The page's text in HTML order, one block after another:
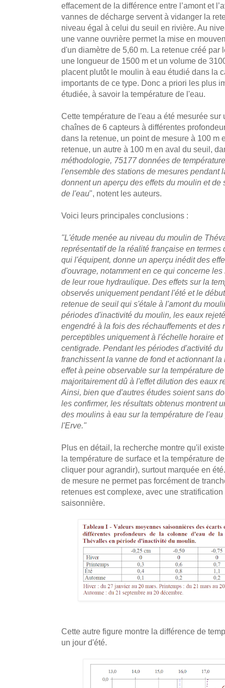
effacement de la différence entre l’amont et
vannes de décharge servent à vidanger la
niveau égal à celui du seuil en rivière. Au
une vanne ouvrière permet la mise en
d'un diamètre de 5,60 m. La retenue créé par
une longueur de 1500 m et un volume de
placent plutôt le moulin à eau étudié dans la
importants de ce type. Donc a priori les plus
étudiée, à savoir la température de l'eau.
Cette température de l'eau a été mesurée
chaînes de 6 capteurs à différentes
dans la retenue, un point de mesure à 100 m
retenue, un autre à 100 m en aval du seuil,
méthodologie, 75177 données de
l'ensemble des stations de mesures pendant
donnent un aperçu des effets du moulin et
de l'eau", notent les auteurs.
Voici leurs principales conclusions :
"L'étude menée au niveau du moulin de
représentatif de la réalité française en
qui l'équipent, donne un aperçu inédit des
d'ouvrage, notamment en ce qui concerne
de leur roue hydraulique. Des effets sur la
observés uniquement pendant l'été et le
retenue de seuil qui s'étale à l'amont du
périodes d'inactivité du moulin, les eaux
engendré à la fois des réchauffements et des
perceptibles uniquement à l'échelle horaire
centigrade. Pendant les périodes d'activité
franchissent la vanne de fond et actionnant
effet à peine observable sur la température
majoritairement dû à l'effet dilution des eaux
Ainsi, bien que d'autres études soient sans
les confirmer, les résultats obtenus montrent
des moulins à eau sur la température de
l'Erve."
Plus en détail, la recherche montre qu'il
la température de surface et la température
cliquer pour agrandir), surtout marquée en
de mesure ne permet pas forcément de
retenues est complexe, avec une
saisonnière.
Cette autre figure montre la différence de
un jour d'été.